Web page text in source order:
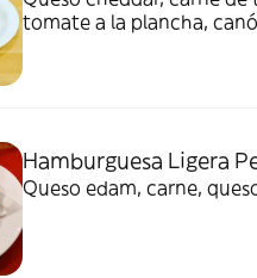
tomate a la plancha,
Hamburguesa Ligera
Queso edam, carne,